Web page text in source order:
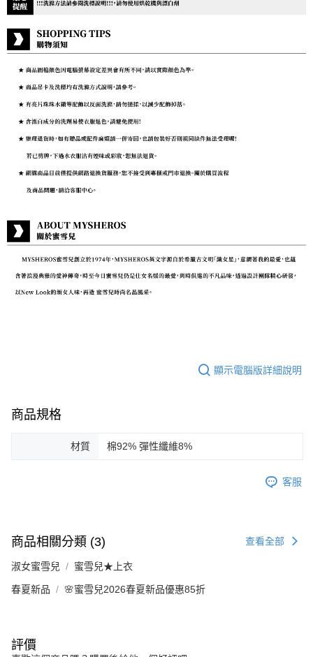
顯示電腦版詳細說明
商品規格
材質 棉92% 彈性纖維8%
客服
商品相關分類 (3) 查看全部
淑女蜜雪兒 蜜雪兒★上衣
春夏新品 🌸蜜雪兒2026春夏新品優惠85折
評價